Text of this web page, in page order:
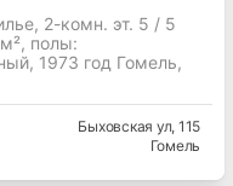
2-комн. эт. 5 / 5
полы:
1973 год Гомель,
Быховская ул, 115
Гомель